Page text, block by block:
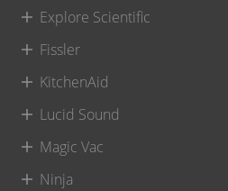
Explore Scientific
Fissler
KitchenAid
Lucid Sound
Magic Vac
Ninja